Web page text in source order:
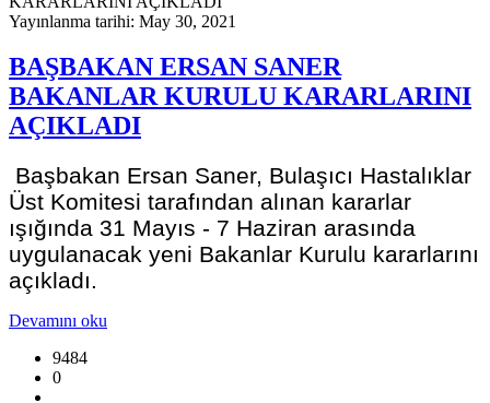
Yayınlanma tarihi: May 30, 2021
BAŞBAKAN ERSAN SANER
BAKANLAR KURULU KARARLARINI
AÇIKLADI
Başbakan Ersan Saner, Bulaşıcı Hastalıklar
Üst Komitesi tarafından alınan kararlar
ışığında 31 Mayıs - 7 Haziran arasında
uygulanacak yeni Bakanlar Kurulu kararlarını
açıkladı.
Devamını oku
9484
0